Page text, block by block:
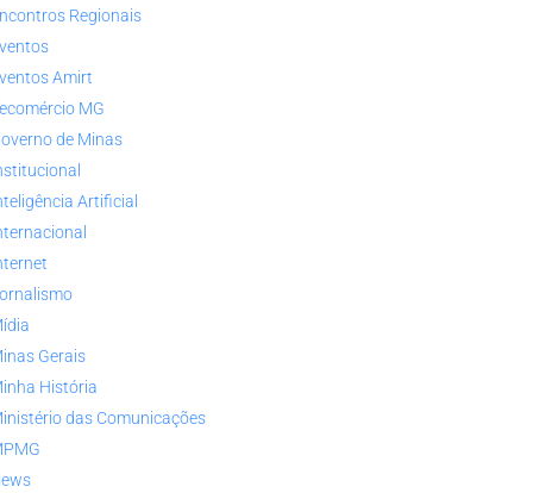
Regionais
Amirt
MG
de Minas
Artificial
Gerais
História
das Comunicações